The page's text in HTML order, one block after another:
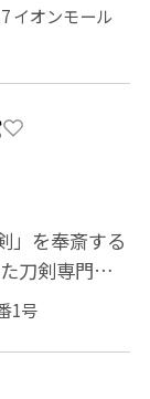
アター...
イオンモール
」を奉斎する
刀剣専門の
の刀...
1号